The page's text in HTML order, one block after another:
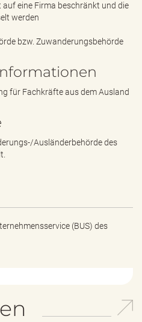
eine Firma beschränkt und die
werden
bzw. Zuwanderungsbehörde
für Fachkräfte aus dem Ausland
Ausländerbehörde des
(BUS) des